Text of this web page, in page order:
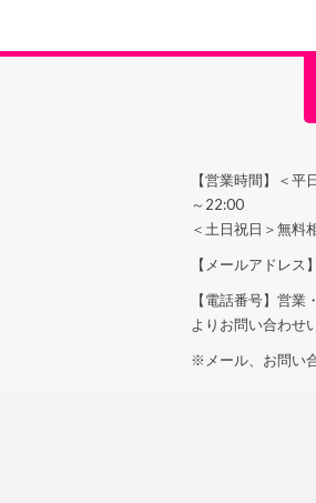
【営業時間】＜
～22:00
＜土日祝日＞無料
【メールアドレス】
【電話番号】営
よりお問い合わせ
※メール、お問い